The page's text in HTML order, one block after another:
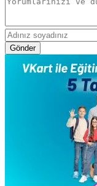
Gönder